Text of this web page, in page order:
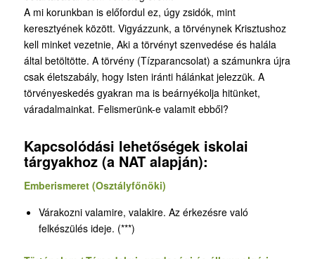
A mi korunkban is előfordul ez, úgy zsidók, mint
keresztyének között. Vigyázzunk, a törvénynek Krisztushoz
kell minket vezetnie, Aki a törvényt szenvedése és halála
által betöltötte. A törvény (Tízparancsolat) a számunkra újra
csak életszabály, hogy Isten iránti hálánkat jelezzük. A
törvényeskedés gyakran ma is beárnyékolja hitünket,
váradalmainkat. Felismerünk-e valamit ebből?
Kapcsolódási lehetőségek iskolai
tárgyakhoz (a NAT alapján):
Emberismeret (Osztályfőnöki)
Várakozni valamire, valakire. Az érkezésre való
felkészülés ideje. (***)